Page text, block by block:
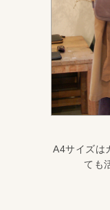
A4サイズは
ても